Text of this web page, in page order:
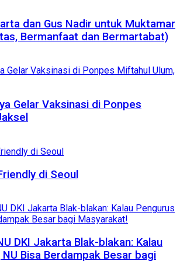
dan Gus Nadir untuk Muktamar
Bermanfaat dan Bermartabat)
Gelar Vaksinasi di Ponpes
di Seoul
DKI Jakarta Blak-blakan: Kalau
Bisa Berdampak Besar bagi